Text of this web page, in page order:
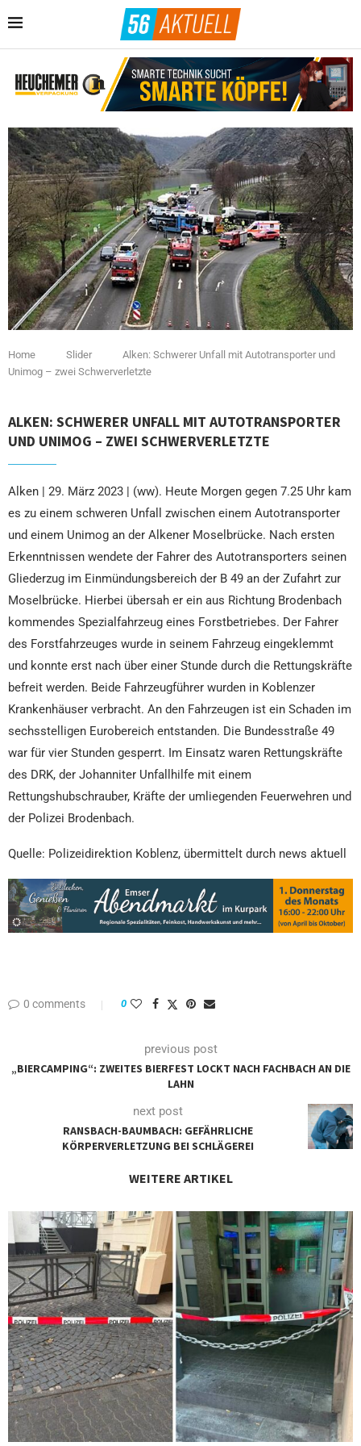
Home Slider
Alken: Schwerer Unfall mit Autotransporter und
Unimog – zwei Schwerverletzte
ALKEN: SCHWERER UNFALL MIT AUTOTRANSPORTER
UND UNIMOG – ZWEI SCHWERVERLETZTE
Alken | 29. März 2023 | (ww). Heute Morgen gegen 7.25 Uhr kam
es zu einem schweren Unfall zwischen einem Autotransporter
und einem Unimog an der Alkener Moselbrücke. Nach ersten
Erkenntnissen wendete der Fahrer des Autotransporters seinen
Gliederzug im Einmündungsbereich der B 49 an der Zufahrt zur
Moselbrücke. Hierbei übersah er ein aus Richtung Brodenbach
kommendes Spezialfahrzeug eines Forstbetriebes. Der Fahrer
des Forstfahrzeuges wurde in seinem Fahrzeug eingeklemmt
und konnte erst nach über einer Stunde durch die Rettungskräfte
befreit werden. Beide Fahrzeugführer wurden in Koblenzer
Krankenhäuser verbracht. An den Fahrzeugen ist ein Schaden im
sechsstelligen Eurobereich entstanden. Die Bundesstraße 49
war für vier Stunden gesperrt. Im Einsatz waren Rettungskräfte
des DRK, der Johanniter Unfallhilfe mit einem
Rettungshubschrauber, Kräfte der umliegenden Feuerwehren und
der Polizei Brodenbach.
Quelle: Polizeidirektion Koblenz, übermittelt durch news aktuell
0 comments 0
previous post
„BIERCAMPING“: ZWEITES BIERFEST LOCKT NACH FACHBACH AN DIE
LAHN
next post
RANSBACH-BAUMBACH: GEFÄHRLICHE
KÖRPERVERLETZUNG BEI SCHLÄGEREI
WEITERE ARTIKEL